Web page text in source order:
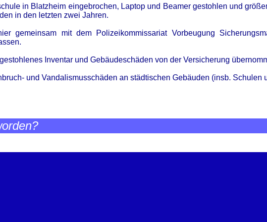
in Blatzheim eingebrochen, Laptop und Beamer gestohlen und
in den letzten zwei Jahren.
gemeinsam mit dem Polizeikommissariat Vorbeugung
Inventar und Gebäudeschäden von der Versicherung
und Vandalismusschäden an städtischen Gebäuden (insb.